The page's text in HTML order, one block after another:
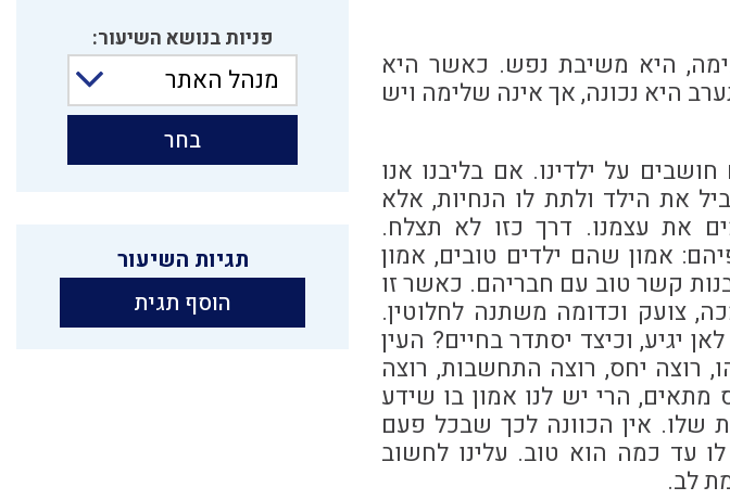
היא משיבת נפש. כאשר היא
היא נכונה, אך אינה שלימה ויש
על ילדינו. אם בליבנו אנו
את הילד ולתת לו הנחיות, אלא
את עצמנו. דרך כזו לא תצלח.
אמון שהם ילדים טובים, אמון
קשר טוב עם חבריהם. כאשר זו
צועק וכדומה משתנה לחלוטין.
יגיע, וכיצד יסתדר בחיים? העין
רוצה יחס, רוצה התחשבות, רוצה
הרי יש לנו אמון בו שידע
שלו. אין הכוונה לכך שבכל פעם
עד כמה הוא טוב. עלינו לחשוב
לב.
פניות בנושא השיעור:
מנהל האתר
בחר
תגיות השיעור
הוסף תגית